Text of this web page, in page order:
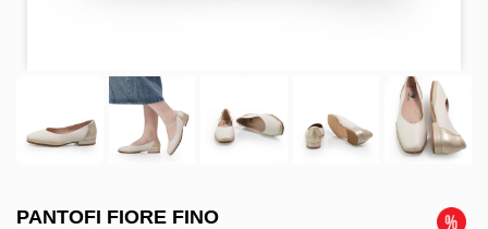
PANTOFI FIORE FINO